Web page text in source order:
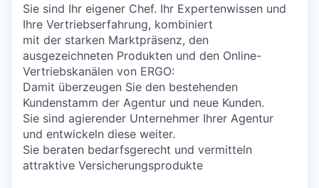
Sie sind Ihr eigener Chef. Ihr Expertenwissen und
Ihre Vertriebserfahrung, kombiniert
mit der starken Marktpräsenz, den
ausgezeichneten Produkten und den Online-
Vertriebskanälen von ERGO:
Damit überzeugen Sie den bestehenden
Kundenstamm der Agentur und neue Kunden.
Sie sind agierender Unternehmer Ihrer Agentur
und entwickeln diese weiter.
Sie beraten bedarfsgerecht und vermitteln
attraktive Versicherungsprodukte